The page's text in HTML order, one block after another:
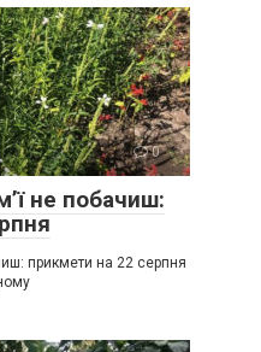
0
не побачиш:
прикмети на 22 серпня